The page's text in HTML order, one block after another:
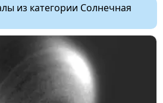
из категории Солнечная